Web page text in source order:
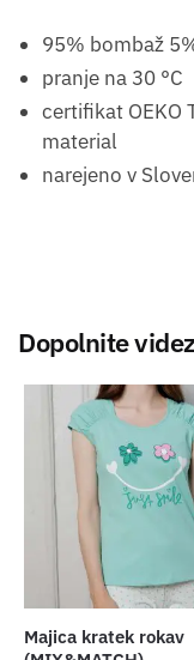
95% bombaž
pranje na 30 °C
certifikat OEKO
material
narejeno v
Dopolnite
Majica kratek rokav